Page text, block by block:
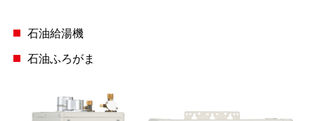
石油給湯機
石油ふろがま